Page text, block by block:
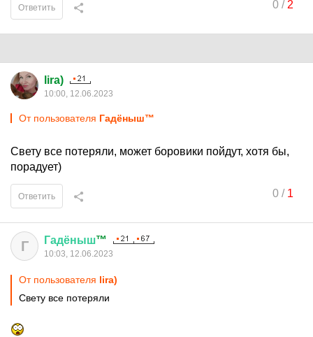
0/ 2
Ответить
lira)
10:00, 12.06.2023
От пользователя Гадёныш™
Свету все потеряли, может боровики пойдут, хотя бы,
порадует)
0/ 1
Ответить
Г Гадёныш™
10:03, 12.06.2023
От пользователя lira)
Свету все потеряли